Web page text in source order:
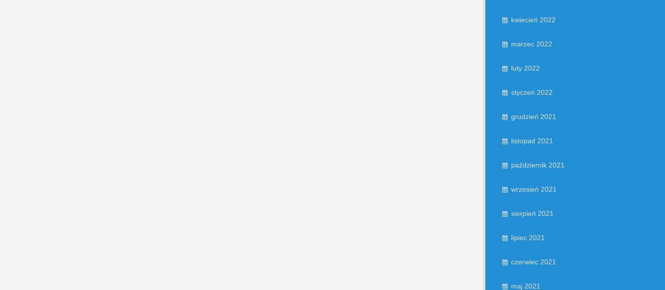
kwiecień 2022
marzec 2022
luty 2022
styczeń 2022
grudzień 2021
listopad 2021
październik 2021
wrzesień 2021
sierpień 2021
lipiec 2021
czerwiec 2021
maj 2021